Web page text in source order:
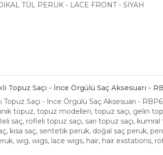
TÜL PERUK - LACE FRONT - SİYAH
Topuz Saçı - İnce Örgülü Saç Aksesuarı -
Topuz Saçı - İnce Örgülü Saç Aksesuarı -
topuz, topuz modelleri, topuz saçı, gelin
saç, röfleli topuz saçı, sarı topuz saçı,
kısa saç, sentetik peruk, doğal saç peruk,
wig, wigs, lace wigs, hair, hair exstations,